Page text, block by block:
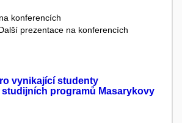
konferencích
prezentace na konferencích
vynikající studenty
programů Masarykovy